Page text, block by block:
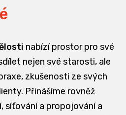
nabízí prostor pro své
nejen své starosti, ale
zkušenosti ze svých
Přinášíme rovněž
síťování a propojování a